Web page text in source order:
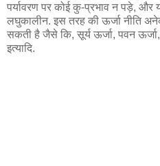
पर्यावरण पर कोई कु-प्रभाव न पड़े, और
लघुकालीन. इस तरह की ऊर्जा नीति
सकती है जैसे कि, सूर्य ऊर्जा, पवन
इत्यादि.